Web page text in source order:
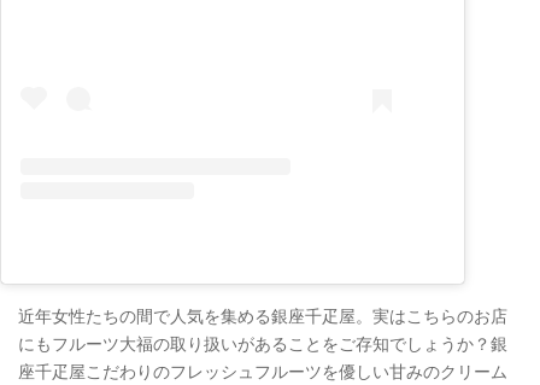
近年女性たちの間で人気を集める銀座千疋屋。実はこちらのお店
にもフルーツ大福の取り扱いがあることをご存知でしょうか？銀
座千疋屋こだわりのフレッシュフルーツを優しい甘みのクリーム